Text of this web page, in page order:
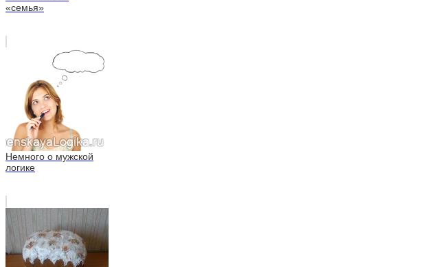
«семья»
Немного о мужской
логике